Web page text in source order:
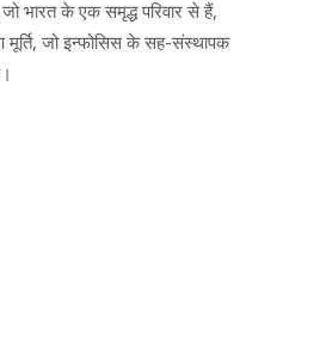
भारत के एक समृद्ध परिवार से हैं,
मूर्ति, जो इन्फोसिस के सह-संस्थापक